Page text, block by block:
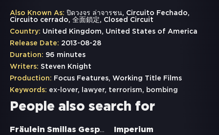
Also Known As: ปิดวงจร ล่าจารชน, Circuito Fechado,
Circuito cerrado, 全面鎖定, Closed Circuit
Country: United Kingdom, United States of America
Release Date: 2013-08-28
Duration: 96 minutes
Writers: Steven Knight
Production: Focus Features, Working Title Films
Keywords: ex-lover, lawyer, terrorism, bombing
People also search for
Fräulein Smillas Gespür für Schnee Imperium